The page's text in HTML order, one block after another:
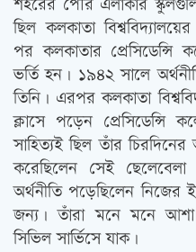
শহরের পৌর এলাকার
ছিল কলকাতা
পর কলকাতার প্রেসিডেন্সি
ভর্তি হন। ১৯৪২ সালে
তিনি। এরপর কলকাতা
ক্লাসে পড়েন প্রেসিডেন্সি
সাহিত্যই ছিল তাঁর
করেছিলেন সেই
অর্থনীতি পড়েছিলেন নিজের
জন্য। তাঁরা মনে মনে
সিভিল সার্ভিসে যাক।